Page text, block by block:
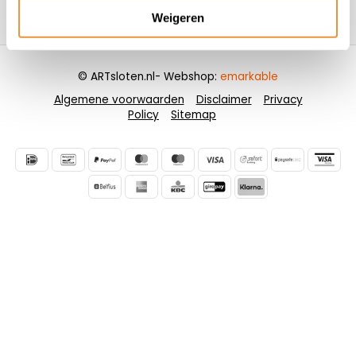
Weigeren
Contactgegevens
Algemene voorwaarden Disclaimer
Privacy
Policy
Sitemap
© ARTsloten.nl- Webshop: emarkable